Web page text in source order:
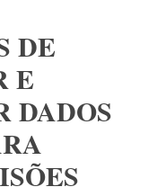
DE
E
DADOS